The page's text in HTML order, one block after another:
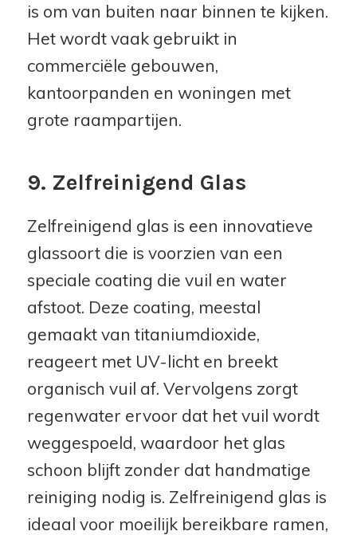
is om van buiten naar binnen te kijken.
Het wordt vaak gebruikt in
commerciële gebouwen,
kantoorpanden en woningen met
grote raampartijen.
9. Zelfreinigend Glas
Zelfreinigend glas is een innovatieve
glassoort die is voorzien van een
speciale coating die vuil en water
afstoot. Deze coating, meestal
gemaakt van titaniumdioxide,
reageert met UV-licht en breekt
organisch vuil af. Vervolgens zorgt
regenwater ervoor dat het vuil wordt
weggespoeld, waardoor het glas
schoon blijft zonder dat handmatige
reiniging nodig is. Zelfreinigend glas is
ideaal voor moeilijk bereikbare ramen,